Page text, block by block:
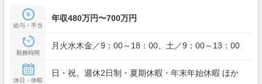
給与・手当
年収480万円〜700万円
勤務時間
月火水木金／9：00～18：00、土／9：00～13：00
休日・休暇
日・祝、週休2日制・夏期休暇・年末年始休暇 ほか